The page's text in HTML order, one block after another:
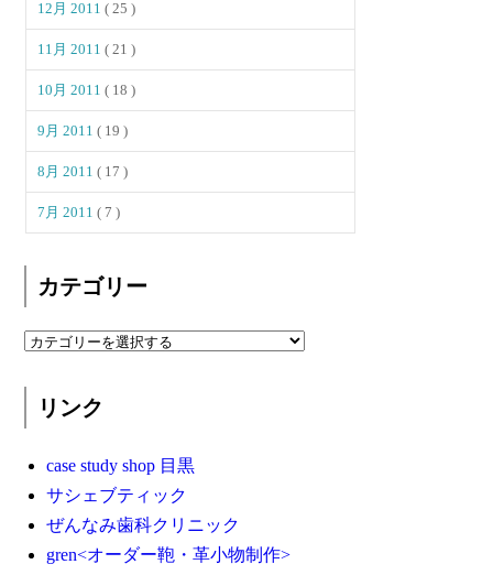
12月 2011( 25 )
11月 2011( 21 )
10月 2011( 18 )
9月 2011( 19 )
8月 2011( 17 )
7月 2011( 7 )
カテゴリー
リンク
case study shop 目黒
サシェブティック
ぜんなみ歯科クリニック
gren<オーダー鞄・革小物制作>